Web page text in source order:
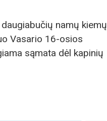
namų kiemų
Vasario 16-osios
sąmata dėl kapinių